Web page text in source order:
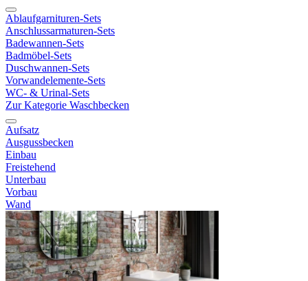
Ablaufgarnituren-Sets
Anschlussarmaturen-Sets
Badewannen-Sets
Badmöbel-Sets
Duschwannen-Sets
Vorwandelemente-Sets
WC- & Urinal-Sets
Zur Kategorie Waschbecken
Aufsatz
Ausgussbecken
Einbau
Freistehend
Unterbau
Vorbau
Wand